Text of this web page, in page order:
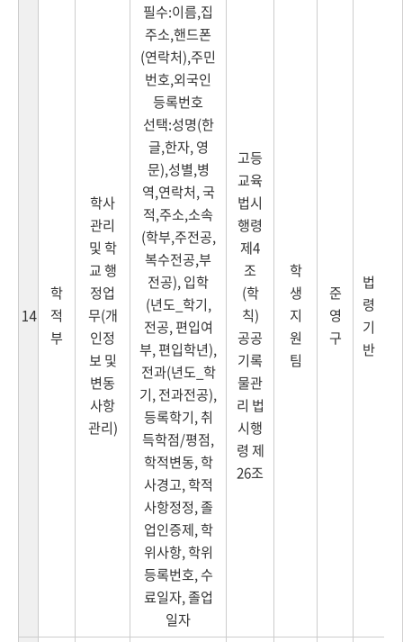
14
학
적
부
학사
관리
및 학
교 행
정업
무(개
인정
보 및
변동
사항
관리)
필수:이름,집
주소,핸드폰
(연락처),주민
번호,외국인
등록번호
선택:성명(한
글,한자, 영
문),성별,병
역,연락처, 국
적,주소,소속
(학부,주전공,
복수전공,부
전공), 입학
(년도_학기,
전공, 편입여
부, 편입학년),
전과(년도_학
기, 전과전공),
등록학기, 취
득학점/평점,
학적변동, 학
사경고, 학적
사항정정, 졸
업인증제, 학
위사항, 학위
등록번호, 수
료일자, 졸업
일자
고등
교육
법시
행령
제4
조
(학
칙)
공공
기록
물관
리 법
시행
령 제
26조
학
생
지
원
팀
준
영
구
법
령
기
반